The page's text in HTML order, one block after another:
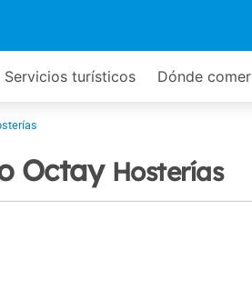
Servicios turísticos Dónde comer
Octay Hosterías